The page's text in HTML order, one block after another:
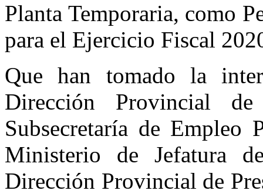
Planta Temporaria, como
para el Ejercicio Fiscal
Que han tomado la
Dirección Provincial
Subsecretaría de
Ministerio de Jefatura
Dirección Provincial de